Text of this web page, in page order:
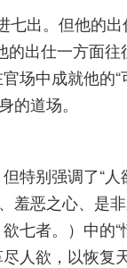
七出。但他的
出仕一方面往
场中成就他的
的道场。
别强调了“人
羞恶之心、是
七者。）中的“
人欲，以恢复